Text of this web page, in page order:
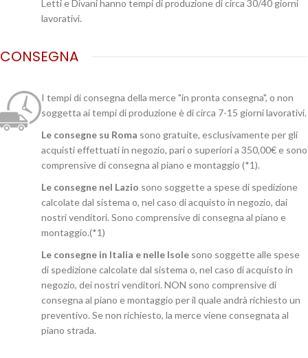
Letti e Divani hanno tempi di produzione di circa 30/40 giorni
lavorativi.
CONSEGNA
I tempi di consegna della merce "in pronta consegna", o non
soggetta ai tempi di produzione è di circa 7-15 giorni lavorativi.
Le consegne su Roma sono gratuite, esclusivamente per gli
acquisti effettuati in negozio, pari o superiori a 350,00€ e sono
comprensive di consegna al piano e montaggio (*1).
Le consegne nel Lazio sono soggette a spese di spedizione
calcolate dal sistema o, nel caso di acquisto in negozio, dai
nostri venditori. Sono comprensive di consegna al piano e
montaggio.(*1)
Le consegne in Italia e nelle Isole sono soggette alle spese
di spedizione calcolate dal sistema o, nel caso di acquisto in
negozio, dei nostri venditori. NON sono comprensive di
consegna al piano e montaggio per il quale andrà richiesto un
preventivo. Se non richiesto, la merce viene consegnata al
piano strada.